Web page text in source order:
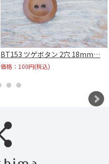
BT153 ツゲボタン 2穴 18mm…
価格：100円(税込)